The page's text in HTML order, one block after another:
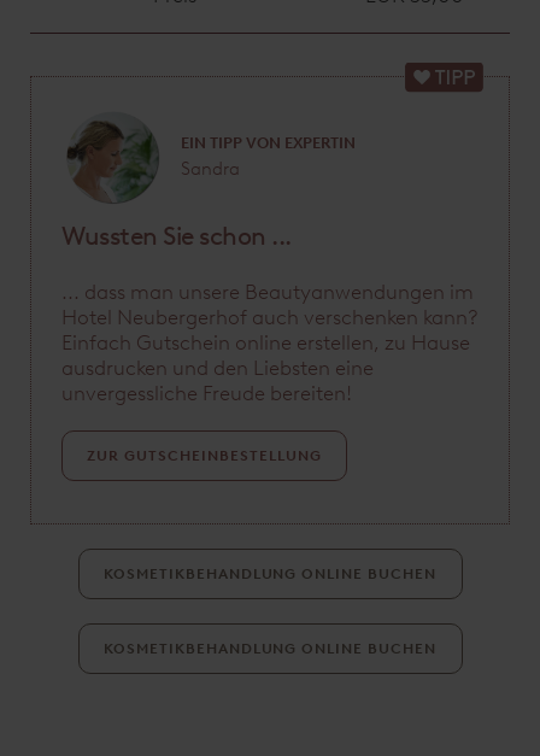
EIN TIPP VON EXPERTIN
Sandra
Wussten Sie schon ...
... dass man unsere Beautyanwendungen im
Hotel Neubergerhof auch verschenken kann?
Einfach Gutschein online erstellen, zu Hause
ausdrucken und den Liebsten eine
unvergessliche Freude bereiten!
ZUR GUTSCHEINBESTELLUNG
KOSMETIKBEHANDLUNG ONLINE BUCHEN
KOSMETIKBEHANDLUNG ONLINE BUCHEN